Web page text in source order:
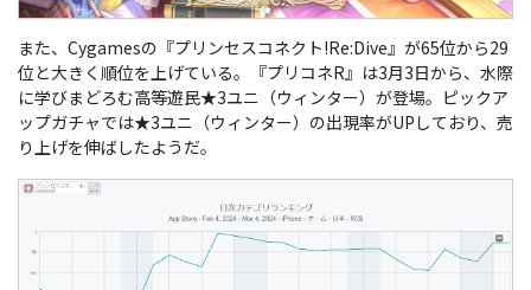
また、Cygamesの『プリンセスコネクト!Re:Dive』が65位から29
位と大きく順位を上げている。『プリコネR』は3月3日から、水際
に学びまどろむ高等遊民★3ユニ（ウィンター） が登場。ピックア
ップガチャでは★3ユニ（ウィンター）の出現率がUPしており、売
り上げを伸ばしたようだ。